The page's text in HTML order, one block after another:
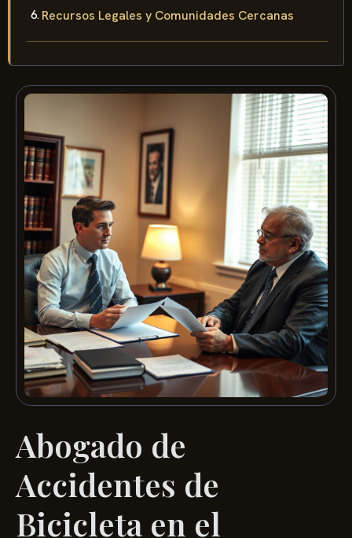
Recursos Legales y Comunidades Cercanas
Abogado de
Accidentes de
Bicicleta en el